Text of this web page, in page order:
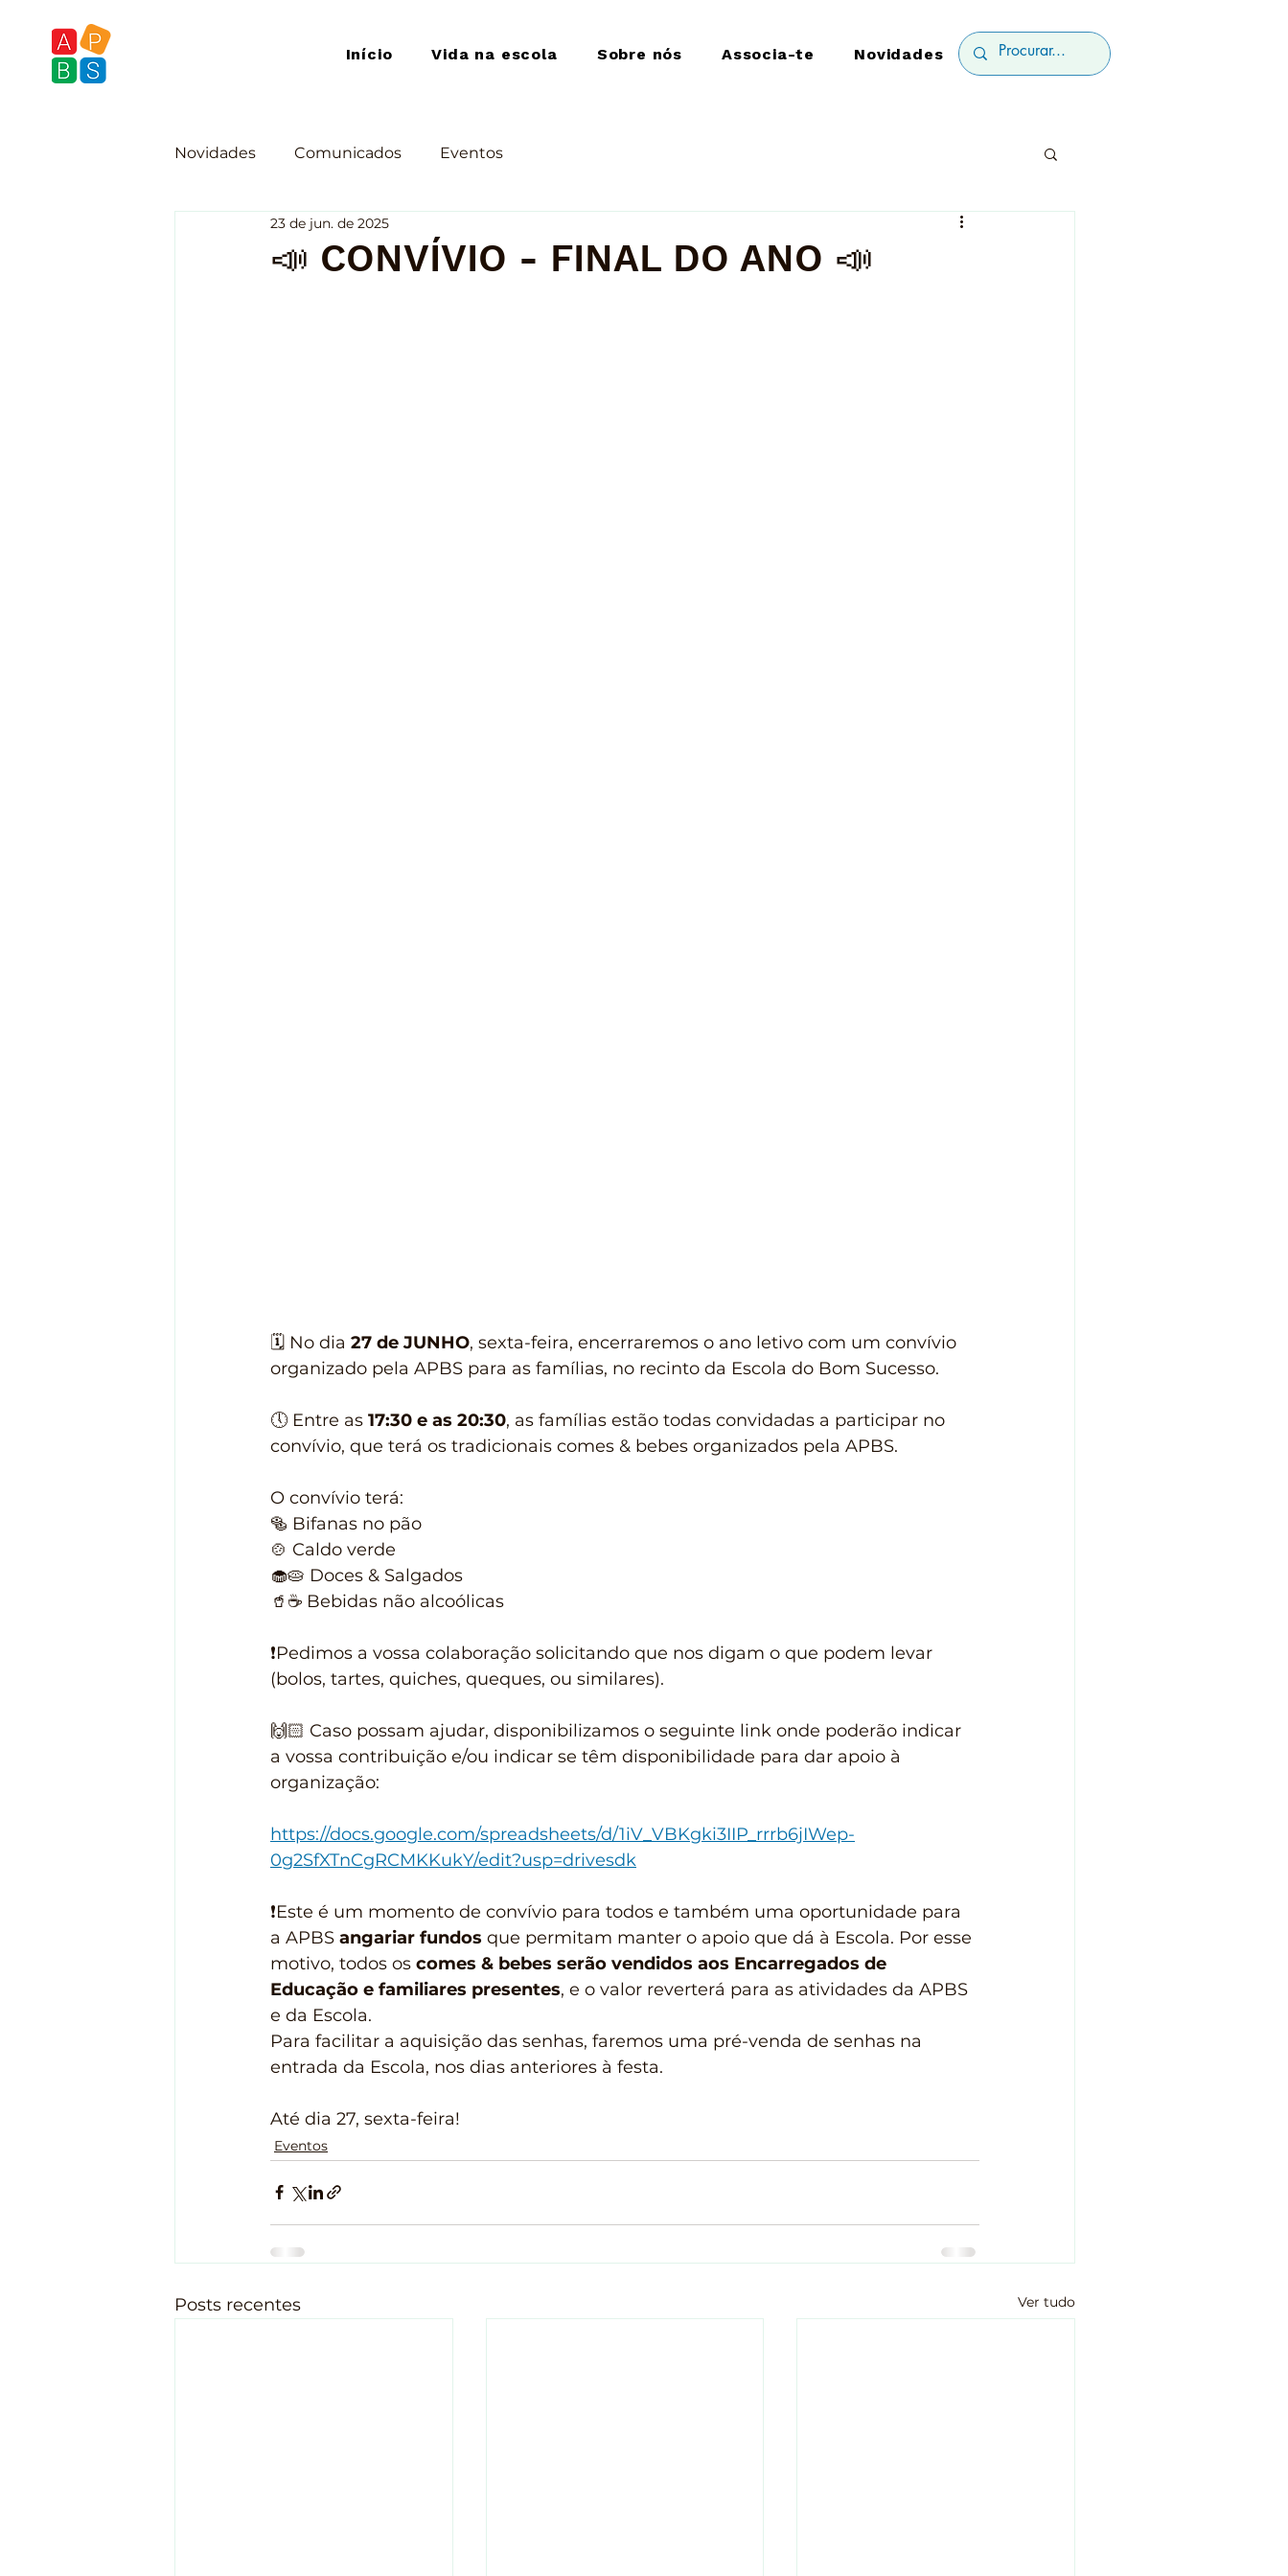
Início Vida na escola Sobre nós Associa-te Novidades
Novidades Comunicados Eventos
📣 CONVÍVIO - FINAL DO ANO 📣
23 de jun. de 2025
🗓️ No dia 27 de JUNHO, sexta-feira, encerraremos o ano letivo com um convívio
organizado pela APBS para as famílias, no recinto da Escola do Bom Sucesso.
🕔 Entre as 17:30 e as 20:30, as famílias estão todas convidadas a participar no
convívio, que terá os tradicionais comes & bebes organizados pela APBS.
O convívio terá:
🥯 Bifanas no pão
🍲 Caldo verde
🧁🥧 Doces & Salgados
🥤☕️ Bebidas não alcoólicas
❗️Pedimos a vossa colaboração solicitando que nos digam o que podem levar
(bolos, tartes, quiches, queques, ou similares).
🙌🏻 Caso possam ajudar, disponibilizamos o seguinte link onde poderão indicar
a vossa contribuição e/ou indicar se têm disponibilidade para dar apoio à
organização:
https://docs.google.com/spreadsheets/d/1iV_VBKgki3IIP_rrrb6jIWep-
0g2SfXTnCgRCMKKukY/edit?usp=drivesdk
❗️Este é um momento de convívio para todos e também uma oportunidade para
a APBS angariar fundos que permitam manter o apoio que dá à Escola. Por esse
motivo, todos os comes & bebes serão vendidos aos Encarregados de
Educação e familiares presentes, e o valor reverterá para as atividades da APBS
e da Escola.
Para facilitar a aquisição das senhas, faremos uma pré-venda de senhas na
entrada da Escola, nos dias anteriores à festa.
Até dia 27, sexta-feira!
Eventos
Posts recentes Ver tudo